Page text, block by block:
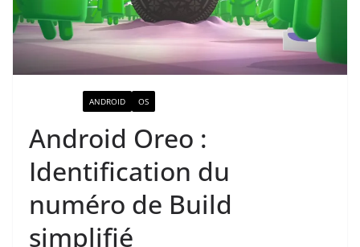
ANDROID OS
Android Oreo :
Identification du
numéro de Build
simplifié